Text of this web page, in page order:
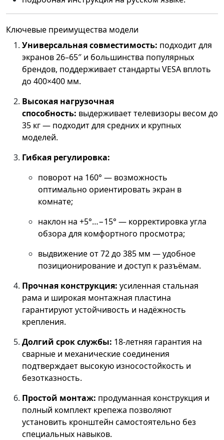
Ключевые преимущества модели
Универсальная совместимость: подходит для
экранов 26–65″ и большинства популярных
брендов, поддерживает стандарты VESA вплоть
до 400×400 мм.
Высокая нагрузочная
способность: выдерживает телевизоры весом до
35 кг — подходит для средних и крупных
моделей.
Гибкая регулировка:
поворот на 160° — возможность
оптимально ориентировать экран в
комнате;
наклон на +5°…−15° — корректировка угла
обзора для комфортного просмотра;
выдвижение от 72 до 385 мм — удобное
позиционирование и доступ к разъёмам.
Прочная конструкция: усиленная стальная
рама и широкая монтажная пластина
гарантируют устойчивость и надёжность
крепления.
Долгий срок службы: 18‑летняя гарантия на
сварные и механические соединения
подтверждает высокую износостойкость и
безотказность.
Простой монтаж: продуманная конструкция и
полный комплект крепежа позволяют
установить кронштейн самостоятельно без
специальных навыков.